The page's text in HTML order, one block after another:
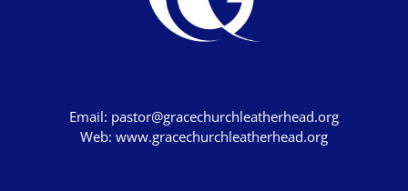
Email: pastor@gracechurchleatherhead.org
Web: www.gracechurchleatherhead.org